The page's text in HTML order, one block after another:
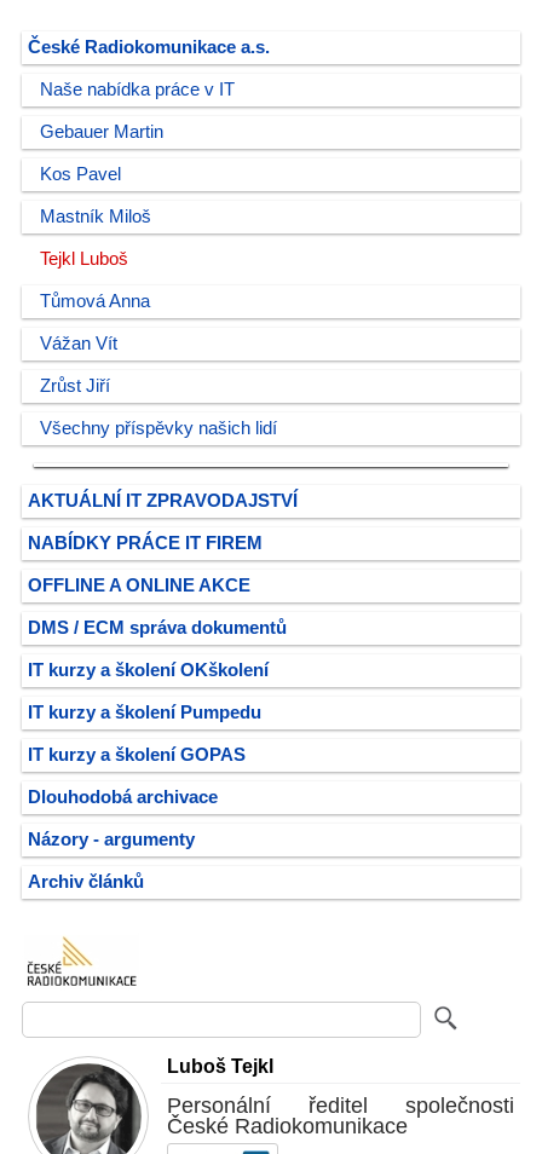
České Radiokomunikace a.s.
Naše nabídka práce v IT
Gebauer Martin
Kos Pavel
Mastník Miloš
Tejkl Luboš
Tůmová Anna
Vážan Vít
Zrůst Jiří
Všechny příspěvky našich lidí
AKTUÁLNÍ IT ZPRAVODAJSTVÍ
NABÍDKY PRÁCE IT FIREM
OFFLINE A ONLINE AKCE
DMS / ECM správa dokumentů
IT kurzy a školení OKškolení
IT kurzy a školení Pumpedu
IT kurzy a školení GOPAS
Dlouhodobá archivace
Názory - argumenty
Archiv článků
Luboš Tejkl
Personální ředitel společnosti
České Radiokomunikace